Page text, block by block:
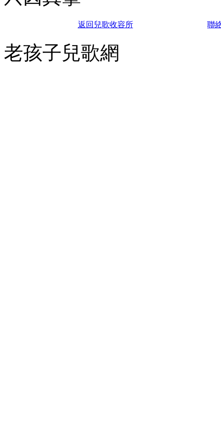
返回兒歌收容所 聯
老孩子兒歌網